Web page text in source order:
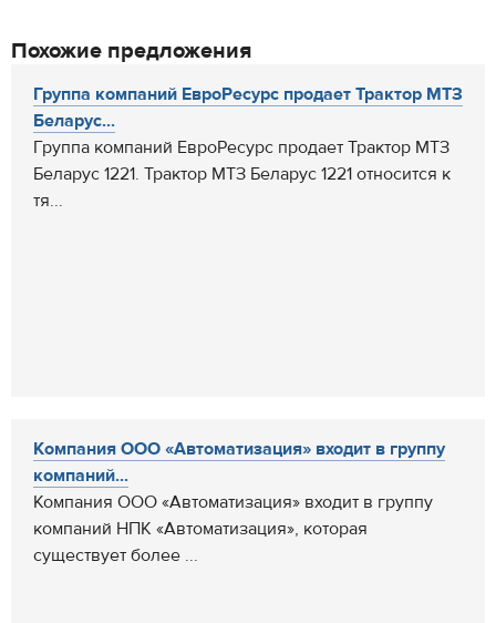
Похожие предложения
Группа компаний ЕвроРесурс продает Трактор МТЗ
Беларус...
Группа компаний ЕвроРесурс продает Трактор МТЗ
Беларус 1221. Трактор МТЗ Беларус 1221 относится к
тя...
Компания ООО «Автоматизация» входит в группу
компаний...
Компания ООО «Автоматизация» входит в группу
компаний НПК «Автоматизация», которая
существует более ...